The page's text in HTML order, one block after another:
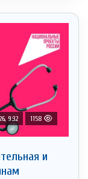
9:32 1158
и